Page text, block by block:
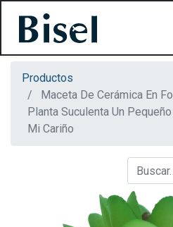
Productos
Maceta De Cerámica En
Planta Suculenta Un
Mi Cariño